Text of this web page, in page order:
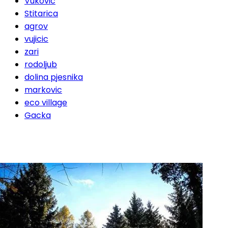
Stitarica
agrov
vujicic
zari
rodoljub
dolina pjesnika
markovic
eco village
Gacka